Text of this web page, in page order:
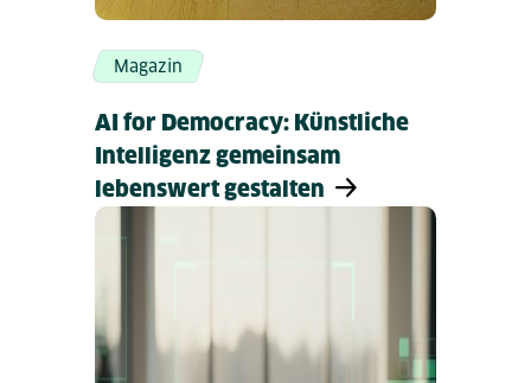
Magazin
AI for Democracy: Künstliche
Intelligenz gemeinsam
lebenswert gestalten